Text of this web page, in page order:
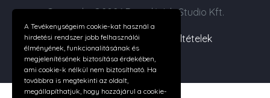
Copyright ©2026 Digital Web Studio Kft.
Cégünkről|Felhasználási feltételek
A Tevékenységeim cookie-kat használ a
hirdetési rendszer jobb felhasználói
élményének, funkcionalitásának és
megjelenítésének biztosítása érdekében,
ami cookie-k nélkül nem biztosítható. Ha
továbbra is megtekinti az oldalt,
megállapíthatjuk, hogy hozzájárul a cookie-